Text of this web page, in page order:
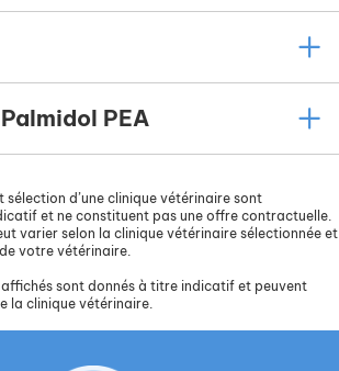
PEA
sélection d’une clinique vétérinaire sont
et ne constituent pas une offre contractuelle.
varier selon la clinique vétérinaire sélectionnée et
votre vétérinaire.
sont donnés à titre indicatif et peuvent
la clinique vétérinaire.